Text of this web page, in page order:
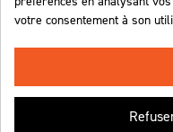
votre consentement à son